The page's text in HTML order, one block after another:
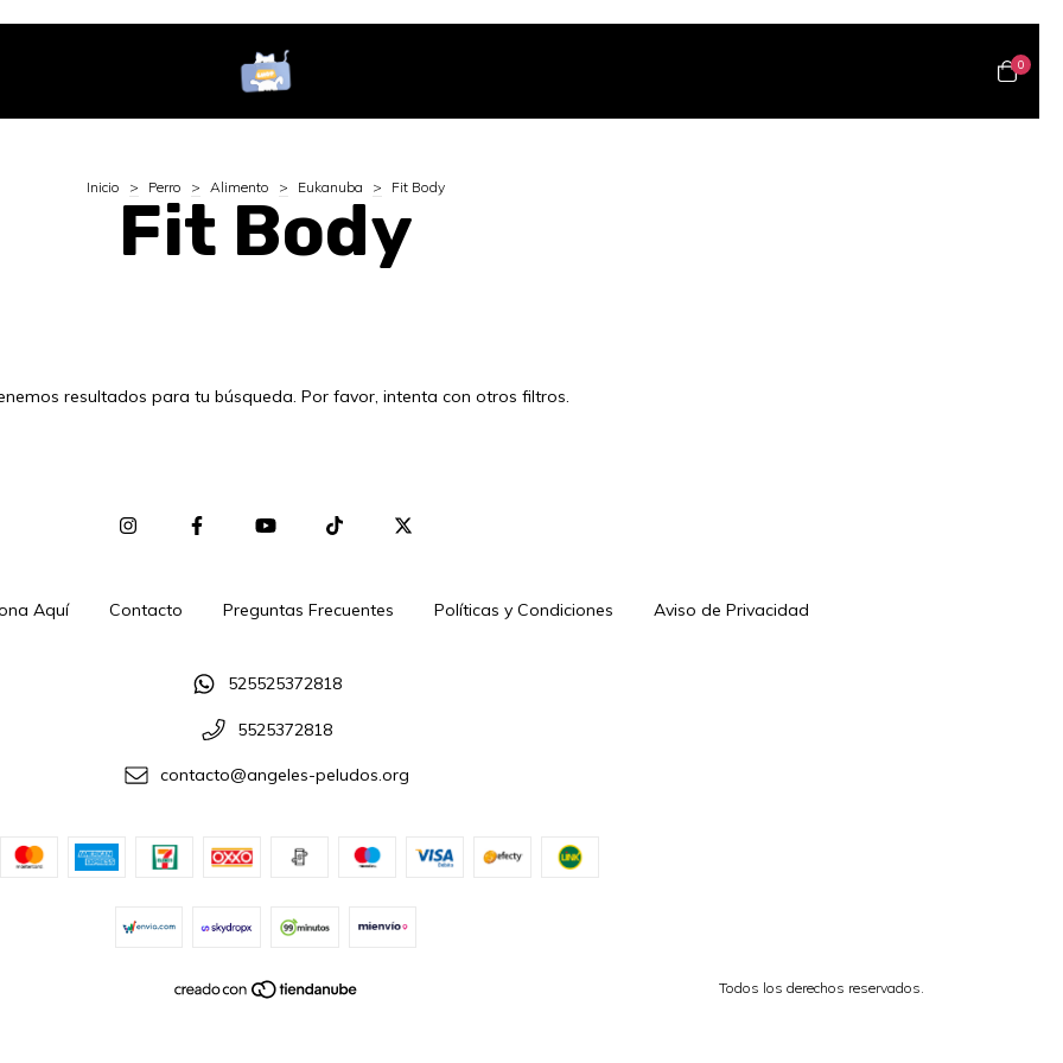
0
Inicio > Perro > Alimento > Eukanuba > Fit Body
Fit Body
resultados para tu búsqueda. Por favor, intenta con otros filtros.
Aquí Contacto Preguntas Frecuentes Políticas y Condiciones Aviso de Privacidad
525525372818
5525372818
contacto@angeles-peludos.org
Todos los derechos reservados.